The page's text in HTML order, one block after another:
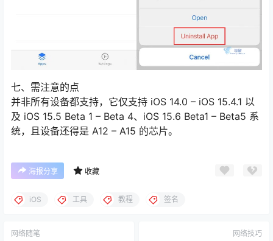
七、需注意的点
并非所有设备都支持，它仅支持 iOS 14.0 – iOS 15.4.1 以
及 iOS 15.5 Beta 1 – Beta 4、iOS 15.6 Beta1 – Beta5 系
统，且设备还得是 A12 – A15 的芯片。
海报分享 收藏
iOS 工具 教程 签名
网络随笔 网络技巧